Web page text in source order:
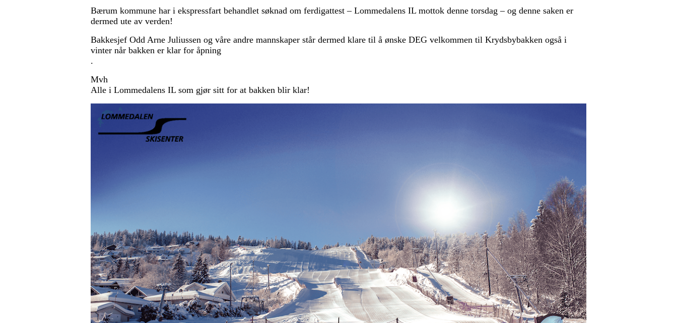
Bærum kommune har i ekspressfart behandlet søknad om ferdigattest – Lommedalens IL mottok denne torsdag – og denne saken er
dermed ute av verden!
Bakkesjef Odd Arne Juliussen og våre andre mannskaper står dermed klare til å ønske DEG velkommen til Krydsbybakken også i
vinter når bakken er klar for åpning
.
Mvh
Alle i Lommedalens IL som gjør sitt for at bakken blir klar!